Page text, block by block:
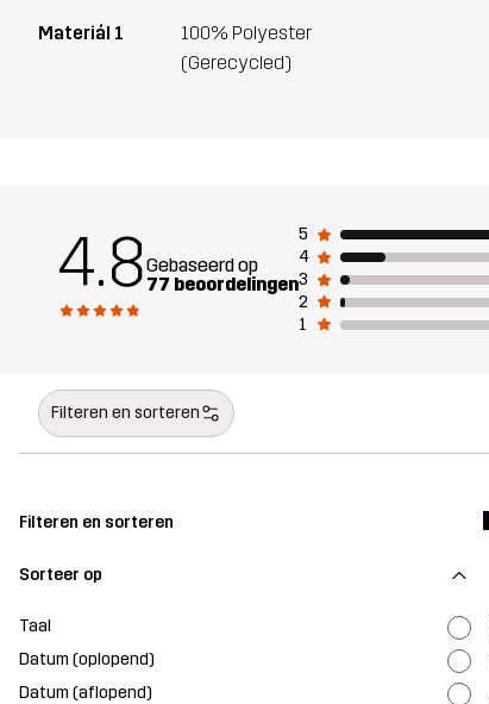
Materiál 1
100% Polyester
(Gerecycled)
4.8Gebaseerd op
77 beoordelingen
5
4
3
2
1
Filteren en sorteren
Filteren en sorteren
Sorteer op
Taal
Datum (oplopend)
Datum (aflopend)